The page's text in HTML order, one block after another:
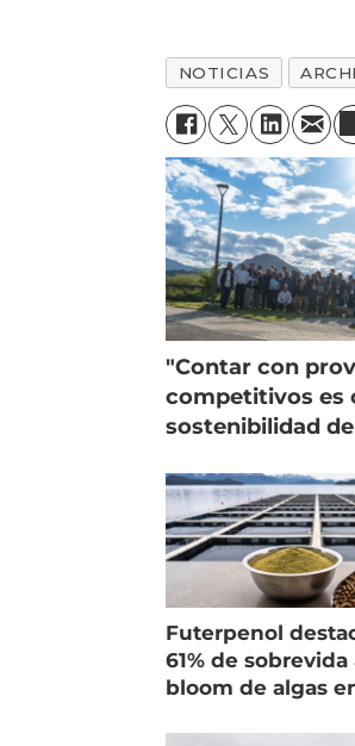
NOTICIAS
"Contar con
competitivos es
sostenibilidad
Futerpenol
61% de
bloom de algas